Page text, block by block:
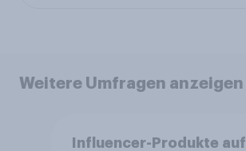
Weitere Umfragen anzeigen
Influencer-Produkte auf